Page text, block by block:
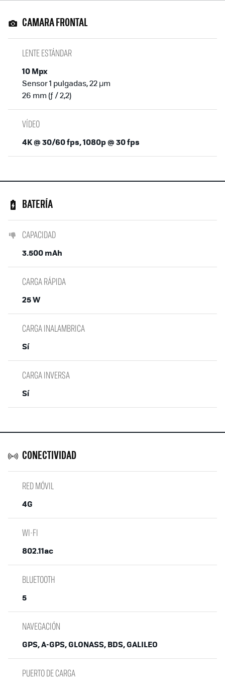
CAMARA FRONTAL
LENTE ESTÁNDAR
10 Mpx
Sensor 1 pulgadas, 22 µm
26 mm (ƒ / 2,2)
VÍDEO
4K @ 30/60 fps, 1080p @ 30 fps
BATERÍA
CAPACIDAD
3.500 mAh
CARGA RÁPIDA
25 W
CARGA INALAMBRICA
Sí
CARGA INVERSA
Sí
CONECTIVIDAD
RED MÓVIL
4G
WI-FI
802.11ac
BLUETOOTH
5
NAVEGACIÓN
GPS, A-GPS, GLONASS, BDS, GALILEO
PUERTO DE CARGA